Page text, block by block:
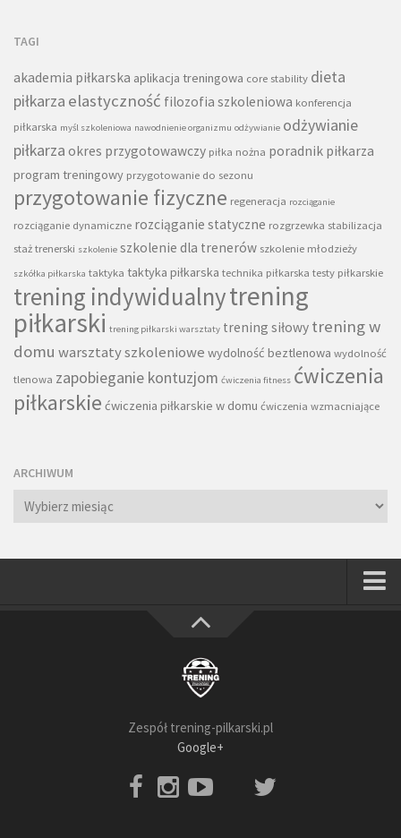
TAGI
akademia piłkarska aplikacja treningowa core stability dieta
piłkarza elastyczność filozofia szkoleniowa konferencja
piłkarska myśl szkoleniowa nawodnienie organizmu odżywianie odżywianie
piłkarza okres przygotowawczy piłka nożna poradnik piłkarza
program treningowy przygotowanie do sezonu
przygotowanie fizyczne regeneracja rozciąganie
rozciąganie dynamiczne rozciąganie statyczne rozgrzewka stabilizacja
staż trenerski szkolenie szkolenie dla trenerów szkolenie młodzieży
szkółka piłkarska taktyka taktyka piłkarska technika piłkarska testy piłkarskie
trening indywidualnytrening
piłkarski trening piłkarski warsztaty trening siłowy trening w
domu warsztaty szkoleniowe wydolność beztlenowa wydolność
tlenowa zapobieganie kontuzjom ćwiczenia fitness ćwiczenia
piłkarskie ćwiczenia piłkarskie w domu ćwiczenia wzmacniające
ARCHIWUM
Archiwum
Zespół trening-pilkarski.pl
Google+